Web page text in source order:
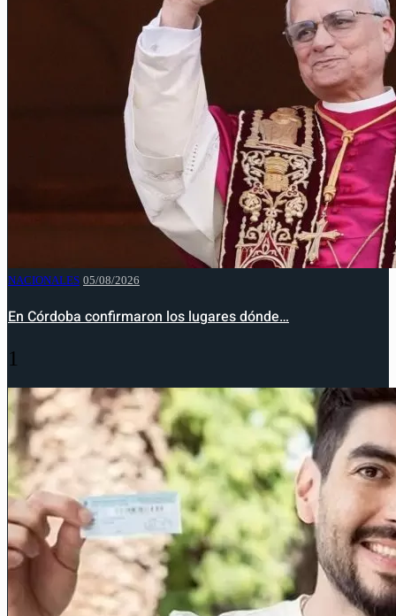
NACIONALES 05/08/2026
En Córdoba confirmaron los lugares dónde…
1